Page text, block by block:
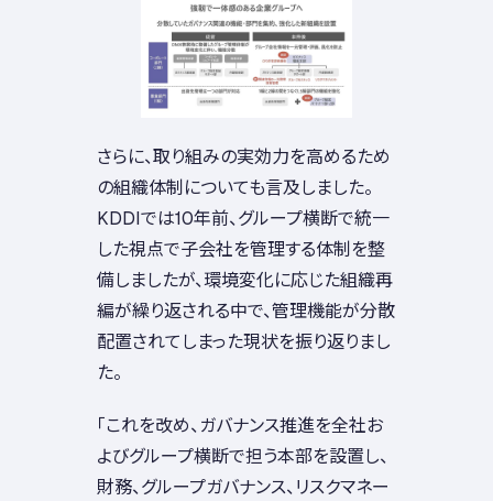
さらに、取り組みの実効力を高めるため
の組織体制についても言及しました。
KDDIでは10年前、グループ横断で統一
した視点で子会社を管理する体制を整
備しましたが、環境変化に応じた組織再
編が繰り返される中で、管理機能が分散
配置されてしまった現状を振り返りまし
た。
「これを改め、ガバナンス推進を全社お
よびグループ横断で担う本部を設置し、
財務、グループガバナンス、リスクマネー